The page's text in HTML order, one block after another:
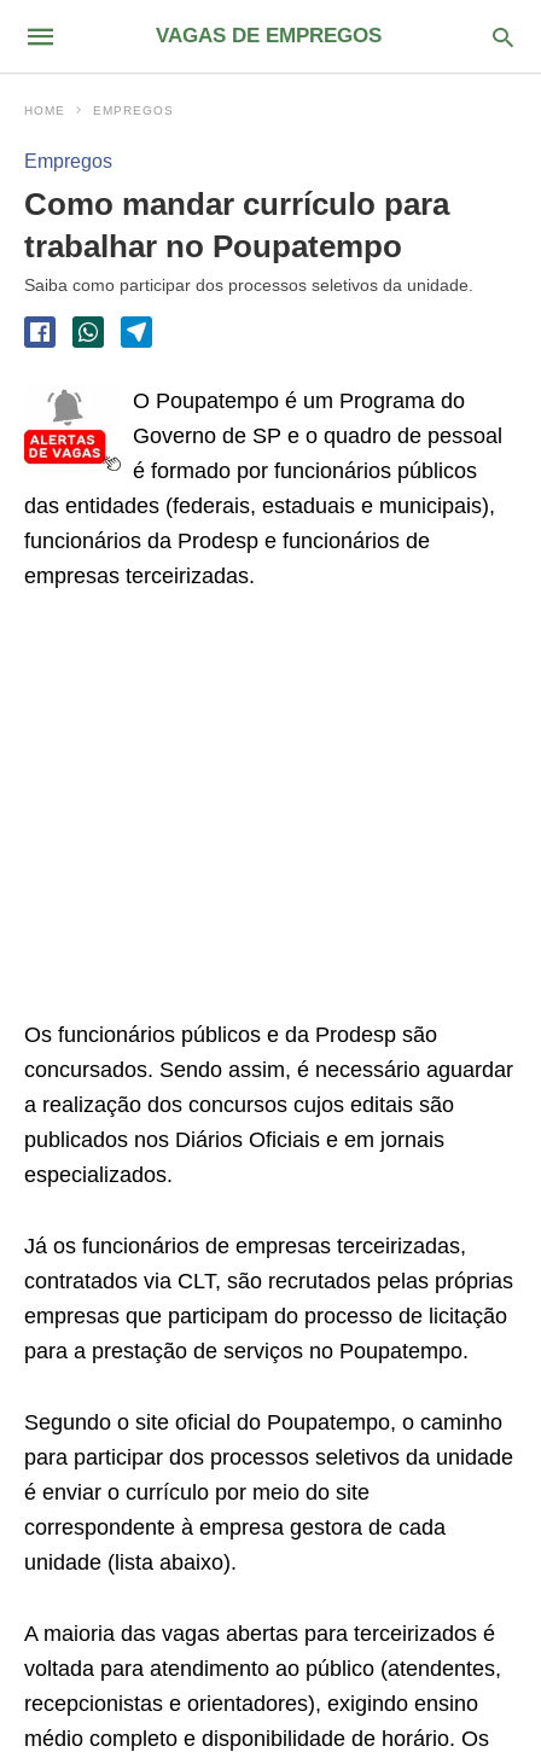
VAGAS DE EMPREGOS
HOME EMPREGOS
Empregos
Como mandar currículo para
trabalhar no Poupatempo
Saiba como participar dos processos seletivos da unidade.
O Poupatempo é um Programa do
Governo de SP e o quadro de pessoal
é formado por funcionários públicos
das entidades (federais, estaduais e municipais),
funcionários da Prodesp e funcionários de
empresas terceirizadas.
Os funcionários públicos e da Prodesp são
concursados. Sendo assim, é necessário aguardar
a realização dos concursos cujos editais são
publicados nos Diários Oficiais e em jornais
especializados.
Já os funcionários de empresas terceirizadas,
contratados via CLT, são recrutados pelas próprias
empresas que participam do processo de licitação
para a prestação de serviços no Poupatempo.
Segundo o site oficial do Poupatempo, o caminho
para participar dos processos seletivos da unidade
é enviar o currículo por meio do site
correspondente à empresa gestora de cada
unidade (lista abaixo).
A maioria das vagas abertas para terceirizados é
voltada para atendimento ao público (atendentes,
recepcionistas e orientadores), exigindo ensino
médio completo e disponibilidade de horário. Os